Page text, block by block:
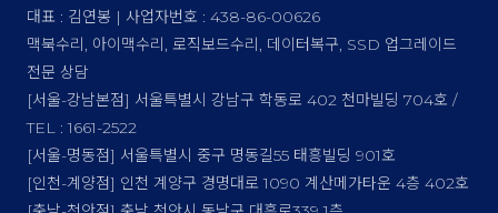
대표 : 김연봉 | 사업자번호 : 438-86-00626
맥북수리, 아이맥수리, 로직보드수리, 데이터복구, SSD 업그레이드
전문 상담
[서울-강남본점] 서울특별시 강남구 학동로 402 천마빌딩 704호 /
TEL : 1661-2522
[서울-명동점] 서울특별시 중구 명동길55 태흥빌딩 901호
[인천-계양점] 인천 계양구 경명대로 1090 계산메가타운 4층 402호